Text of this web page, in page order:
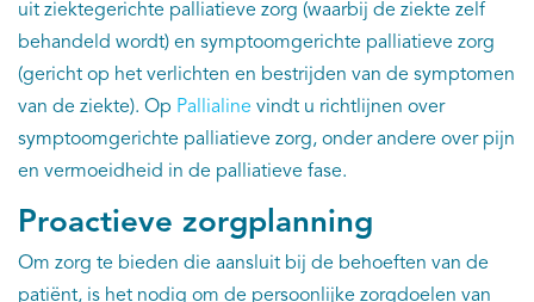
uit ziektegerichte palliatieve zorg (waarbij de ziekte zelf
behandeld wordt) en symptoomgerichte palliatieve zorg
(gericht op het verlichten en bestrijden van de symptomen
van de ziekte). Op Pallialine vindt u richtlijnen over
symptoomgerichte palliatieve zorg, onder andere over pijn
en vermoeidheid in de palliatieve fase.
Proactieve zorgplanning
Om zorg te bieden die aansluit bij de behoeften van de
patiënt, is het nodig om de persoonlijke zorgdoelen van